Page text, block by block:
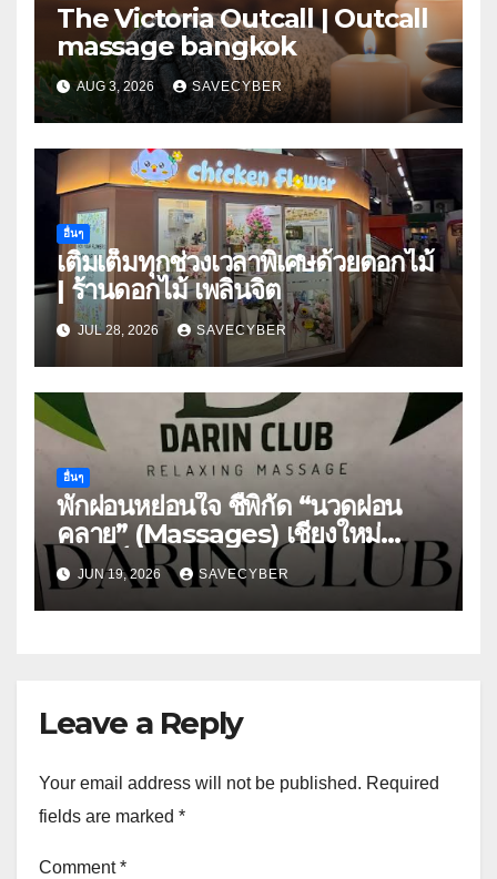
The Victoria Outcall | Outcall
massage bangkok
AUG 3, 2026 SAVECYBER
อื่นๆ
เติมเต็มทุกช่วงเวลาพิเศษด้วยดอกไม้
| ร้านดอกไม้ เพลินจิต
JUL 28, 2026 SAVECYBER
อื่นๆ
พักผ่อนหย่อนใจ ชี้พิกัด “นวดผ่อน
คลาย” (Massages) เชียงใหม่
สวรรค์แห่งการพักผ่อน
JUN 19, 2026 SAVECYBER
Leave a Reply
Your email address will not be published. Required
fields are marked *
Comment*